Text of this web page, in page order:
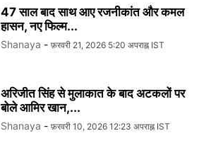
47 साल बाद साथ आए रजनीकांत और कमल
हासन, नए फिल्म...
Shanaya - फ़रवरी 21, 2026 5:20 अपराह्न IST
अरिजीत सिंह से मुलाकात के बाद अटकलों पर
बोले आमिर खान,...
Shanaya - फ़रवरी 10, 2026 12:23 अपराह्न IST